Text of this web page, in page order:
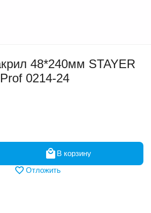
48*240мм STAYER
0214-24
В корзину
Отложить